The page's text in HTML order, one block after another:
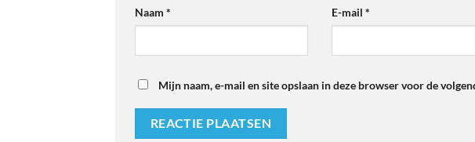
Naam * E-mail *
Mijn naam, e-mail en site opslaan in deze browser voor de